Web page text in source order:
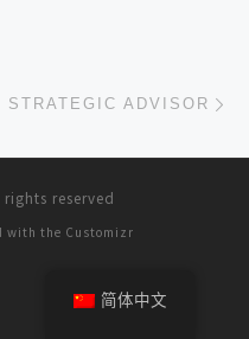
STRATEGIC ADVISOR
rights reserved
with the Customizr
简体中文